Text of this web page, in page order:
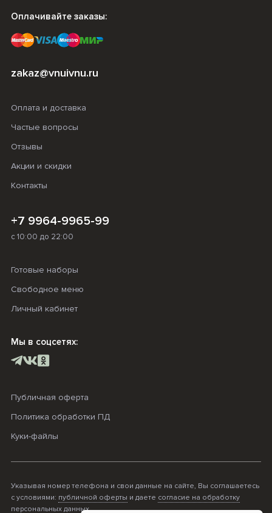
Оплачивайте заказы:
zakaz@vnuivnu.ru
Оплата и доставка
Частые вопросы
Отзывы
Акции и скидки
Контакты
+7 9964-9965-99
с 10:00 до 22:00
Готовые наборы
Свободное меню
Личный кабинет
Мы в соцсетях:
Публичная оферта
Политика обработки ПД
Куки-файлы
Указывая номер телефона и свои данные на сайте, Вы соглашаетесь
с условиями: публичной оферты и даете согласие на обработку
персональных данных.